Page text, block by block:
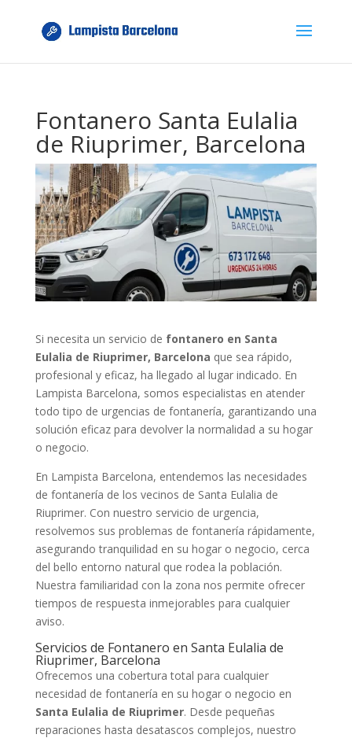
Fontanero Santa Eulalia
de Riuprimer, Barcelona
Si necesita un servicio de fontanero en Santa
Eulalia de Riuprimer, Barcelona que sea rápido,
profesional y eficaz, ha llegado al lugar indicado. En
Lampista Barcelona, somos especialistas en atender
todo tipo de urgencias de fontanería, garantizando una
solución eficaz para devolver la normalidad a su hogar
o negocio.
En Lampista Barcelona, entendemos las necesidades
de fontanería de los vecinos de Santa Eulalia de
Riuprimer. Con nuestro servicio de urgencia,
resolvemos sus problemas de fontanería rápidamente,
asegurando tranquilidad en su hogar o negocio, cerca
del bello entorno natural que rodea la población.
Nuestra familiaridad con la zona nos permite ofrecer
tiempos de respuesta inmejorables para cualquier
aviso.
Servicios de Fontanero en Santa Eulalia de
Riuprimer, Barcelona
Ofrecemos una cobertura total para cualquier
necesidad de fontanería en su hogar o negocio en
Santa Eulalia de Riuprimer. Desde pequeñas
reparaciones hasta desatascos complejos, nuestro